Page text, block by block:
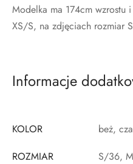
Modelka ma 174cm wzrostu
XS/S, na zdjęciach rozmiar
Informacje
KOLOR
beż,
ROZMIAR
S/36,